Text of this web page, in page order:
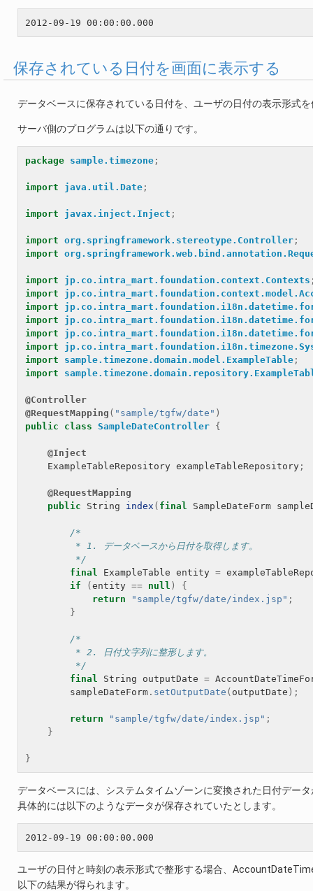
保存されている日付を画面に表示する
データベースに保存されている日付を、ユーザの日付の表示形式
サーバ側のプログラムは以下の通りです。
package sample.timezone ;
import java.util.Date ;
import javax.inject.Inject ;
import org.springframework.stereotype.Controller ;
import
import jp.co.intra_mart.foundation.context.Contexts
import
import
import
import
import
import
sample.timezone.domain.model.ExampleTable ;
import
@Controller
@RequestMapping ( "sample/tgfw/date" )
public
class SampleDateController {
@Inject
ExampleTableRepository exampleTableRepository ;
@RequestMapping
public
String index ( final SampleDateForm
/*
         * 1. データベースから日付を取得します。
         */
final
ExampleTable entity =
if
( entity == null )
{
return
"sample/tgfw/date/index.jsp" ;
}
/*
         * 2. 日付文字列に整形します。
         */
final
String outputDate =
sampleDateForm . setOutputDate ( outputDate );
return "sample/tgfw/date/index.jsp" ;
}
}
データベースには、システムタイムゾーンに変換された日付デー
具体的には以下のようなデータが保存されていたとします。
ユーザの日付と時刻の表示形式で整形する場合、
以下の結果が得られます。